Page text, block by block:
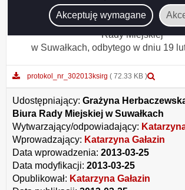
Akceptuję wymagane
Protokół nr 30/2013
posiedzenia Komisji Strategii i Rozwoju
Rady Miejskiej
w Suwałkach, odbytego w dniu 19
protokol_nr_302013ksirg ( 72.33 KB )
Udostępniający: Grażyna
Biura Rady Miejskiej w Suwałkach
Wytwarzający/odpowiadający:
Wprowadzający: Katarzyna Gałazin
Data wprowadzenia: 2013-03-25
Data modyfikacji: 2013-03-25
Opublikował: Katarzyna Gałazin